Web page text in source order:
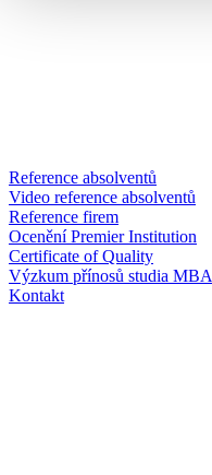
Reference absolventů
Video reference absolventů
Reference firem
Ocenění Premier Institution
Certificate of Quality
Výzkum přínosů studia MBA
Kontakt